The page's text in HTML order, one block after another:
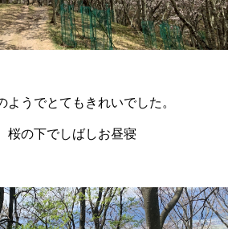
ようでとてもきれいでした。
桜の下でしばしお昼寝